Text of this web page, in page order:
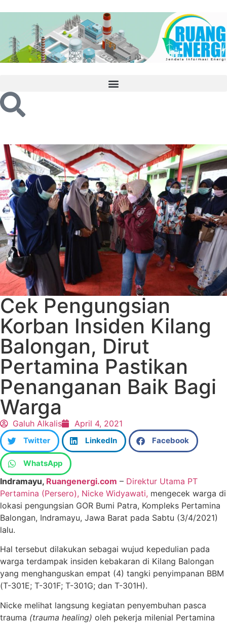
Cek Pengungsian
Korban Insiden Kilang
Balongan, Dirut
Pertamina Pastikan
Penanganan Baik Bagi
Warga
Galuh Alkalis April 4, 2021
Twitter LinkedIn Facebook
WhatsApp
Indramayu, Ruangenergi.com – Direktur Utama PT
Pertamina (Persero), Nicke Widyawati, mengecek warga di
lokasi pengungsian GOR Bumi Patra, Kompleks Pertamina
Balongan, Indramayu, Jawa Barat pada Sabtu (3/4/2021)
lalu.
Hal tersebut dilakukan sebagai wujud kepedulian pada
warga terdampak insiden kebakaran di Kilang Balongan
yang menghanguskan empat (4) tangki penyimpanan BBM
(T-301E; T-301F; T-301G; dan T-301H).
Nicke melihat langsung kegiatan penyembuhan pasca
trauma (trauma healing) oleh pekerja milenial Pertamina